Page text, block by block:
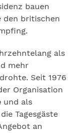
bauen
den britischen
als
mehr
Seit 1976
Organisation
und als
Tagesgäste
an